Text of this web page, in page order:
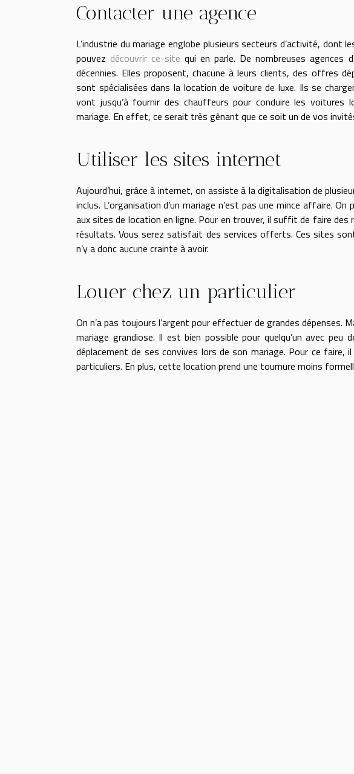
Contacter une agence
L’industrie du mariage englobe plusieurs secteurs d’activité, dont
pouvez découvrir ce site qui en parle. De nombreuses
décennies. Elles proposent, chacune à leurs clients, des offres
sont spécialisées dans la location de voiture de luxe. Ils se
vont jusqu’à fournir des chauffeurs pour conduire les voitures
mariage. En effet, ce serait très gênant que ce soit un de vos
Utiliser les sites internet
Aujourd’hui, grâce à internet, on assiste à la digitalisation de
inclus. L’organisation d’un mariage n’est pas une mince affaire.
aux sites de location en ligne. Pour en trouver, il suffit de faire des
résultats. Vous serez satisfait des services offerts. Ces sites
n’y a donc aucune crainte à avoir.
Louer chez un particulier
On n’a pas toujours l’argent pour effectuer de grandes dépenses.
mariage grandiose. Il est bien possible pour quelqu’un avec peu
déplacement de ses convives lors de son mariage. Pour ce
particuliers. En plus, cette location prend une tournure moins